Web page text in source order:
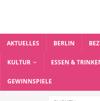
AKTUELLES BERLIN
KULTUR ESSEN &
GEWINNSPIELE